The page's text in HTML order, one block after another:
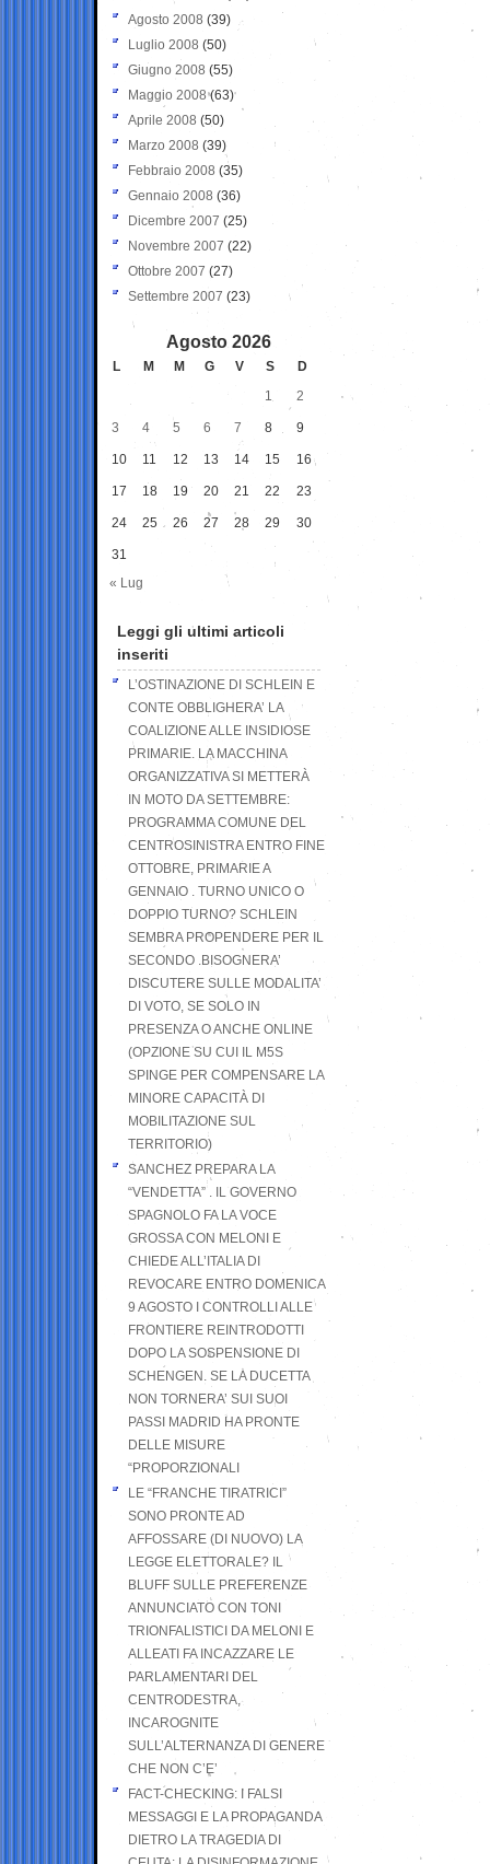
Agosto 2008 (39)
Luglio 2008 (50)
Giugno 2008 (55)
Maggio 2008(63)
Aprile 2008 (50)
Marzo 2008 (39)
Febbraio 2008 (35)
Gennaio 2008 (36)
Dicembre 2007 (25)
Novembre 2007 (22)
Ottobre 2007 (27)
Settembre 2007 (23)
Agosto 2026
L M M G V S
D
1
2
3 4 5 6 7 8 9
10 11 12 13 14 15 16
17 18 19 20 21 22 23
24 25 26 27 28 29 30
31
« Lug
Leggi gli ultimi articoli
inseriti
L’OSTINAZIONE DI SCHLEIN E
CONTE OBBLIGHERA’ LA
COALIZIONE ALLE INSIDIOSE
PRIMARIE. LA MACCHINA
ORGANIZZATIVA SI METTERÀ
IN MOTO DA SETTEMBRE:
PROGRAMMA COMUNE DEL
CENTROSINISTRA ENTRO FINE
OTTOBRE, PRIMARIE A
GENNAIO . TURNO UNICO O
DOPPIO TURNO? SCHLEIN
SEMBRA PROPENDERE PER IL
SECONDO .BISOGNERA’
DISCUTERE SULLE MODALITA’
DI VOTO, SE SOLO IN
PRESENZA O ANCHE ONLINE
(OPZIONE SU CUI IL M5S
SPINGE PER COMPENSARE LA
MINORE CAPACITÀ DI
MOBILITAZIONE SUL
TERRITORIO)
SANCHEZ PREPARA LA
“VENDETTA” . IL GOVERNO
SPAGNOLO FA LA VOCE
GROSSA CON MELONI E
CHIEDE ALL’ITALIA DI
REVOCARE ENTRO DOMENICA
9 AGOSTO I CONTROLLI ALLE
FRONTIERE REINTRODOTTI
DOPO LA SOSPENSIONE DI
SCHENGEN. SE LA DUCETTA
NON TORNERA’ SUI SUOI
PASSI MADRID HA PRONTE
DELLE MISURE
“PROPORZIONALI
LE “FRANCHE TIRATRICI”
SONO PRONTE AD
AFFOSSARE (DI NUOVO) LA
LEGGE ELETTORALE? IL
BLUFF SULLE PREFERENZE
ANNUNCIATO CON TONI
TRIONFALISTICI DA MELONI E
ALLEATI FA INCAZZARE LE
PARLAMENTARI DEL
CENTRODESTRA,
INCAROGNITE
SULL’ALTERNANZA DI GENERE
CHE NON C’E’
FACT-CHECKING: I FALSI
MESSAGGI E LA PROPAGANDA
DIETRO LA TRAGEDIA DI